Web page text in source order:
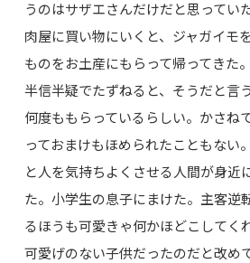
うのはサザエさんだけだと思ってい
肉屋に買い物にいくと、ジャガイモ
ものをお土産にもらって帰ってきた
半信半疑でたずねると、そうだと言
何度ももらっているらしい。かさね
っておまけもほめられたこともない
と人を気持ちよくさせる人間が身近
た。小学生の息子にまけた。主客逆
るほうも可愛きゃ何かほどこしてく
可愛げのない子供だったのだと改め